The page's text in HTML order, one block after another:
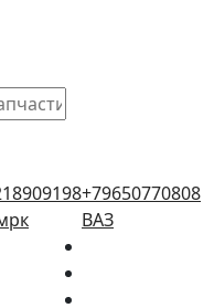
+79650770808
ВАЗ